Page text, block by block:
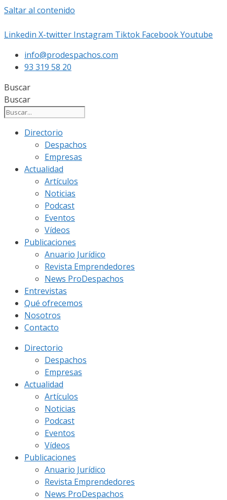
Saltar al contenido
Linkedin X-twitter Instagram Tiktok FacebookYoutube
info@prodespachos.com
93 319 58 20
Buscar
Buscar
Directorio
Despachos
Empresas
Actualidad
Artículos
Noticias
Podcast
Eventos
Vídeos
Publicaciones
Anuario Jurídico
Revista Emprendedores
News ProDespachos
Entrevistas
Qué ofrecemos
Nosotros
Contacto
Directorio
Despachos
Empresas
Actualidad
Artículos
Noticias
Podcast
Eventos
Vídeos
Publicaciones
Anuario Jurídico
Revista Emprendedores
News ProDespachos